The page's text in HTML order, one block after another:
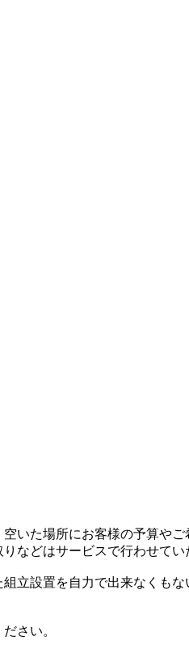
いた場所にお客様の予算や
などはサービスで行わせてい
立設置を自力で出来なくも
さい。